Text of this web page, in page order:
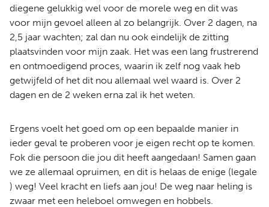
diegene gelukkig wel voor de morele weg en dit was
voor mijn gevoel alleen al zo belangrijk. Over 2 dagen, na
2,5 jaar wachten; zal dan nu ook eindelijk de zitting
plaatsvinden voor mijn zaak. Het was een lang frustrerend
en ontmoedigend proces, waarin ik zelf nog vaak heb
getwijfeld of het dit nou allemaal wel waard is. Over 2
dagen en de 2 weken erna zal ik het weten.
Ergens voelt het goed om op een bepaalde manier in
ieder geval te proberen voor je eigen recht op te komen.
Fok die persoon die jou dit heeft aangedaan! Samen gaan
we ze allemaal opruimen, en dit is helaas de enige (legale
) weg! Veel kracht en liefs aan jou! De weg naar heling is
zwaar met een heleboel omwegen en hobbels.